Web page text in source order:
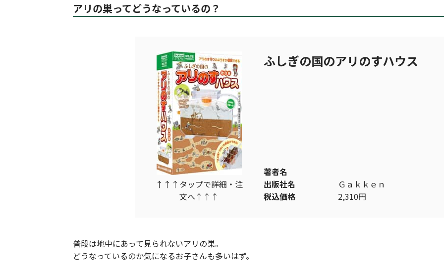
アリの巣ってどうなっているの？
↑↑↑タップで詳細・注
文へ↑↑↑
ふしぎの国のアリのすハウス
著者名
出版社名
Ｇａｋｋｅｎ
税込価格
2,310円
普段は地中にあって見られないアリの巣。
どうなっているのか気になるお子さんも多いはず。